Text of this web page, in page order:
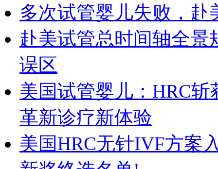
多次试管婴儿失败，
赴美试管总时间轴全
误区
美国试管婴儿：HRC斩
革新诊疗新体验
美国HRC无针IVF方案